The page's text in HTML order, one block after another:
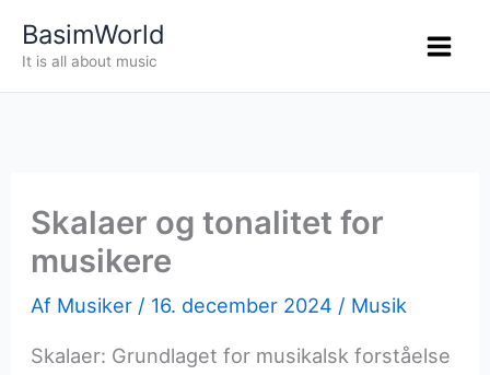
BasimWorld
It is all about music
Skalaer og tonalitet for
musikere
Af Musiker / 16. december 2024 / Musik
Skalaer: Grundlaget for musikalsk forståelse